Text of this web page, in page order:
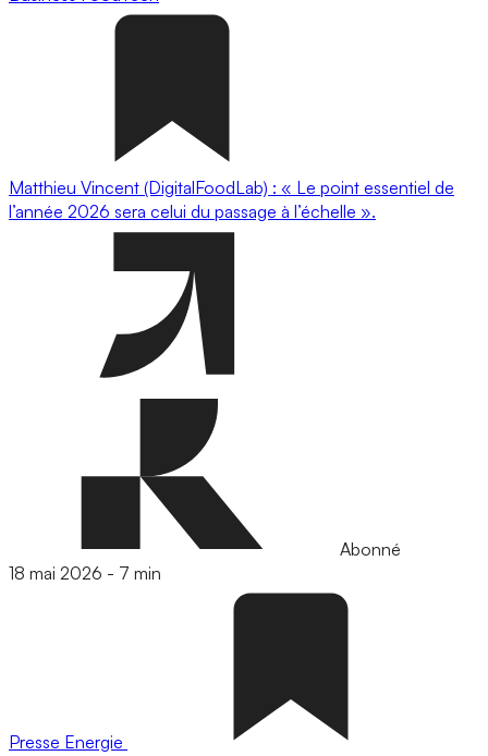
Matthieu Vincent (DigitalFoodLab) : « Le point essentiel de
l’année 2026 sera celui du passage à l’échelle ».
Abonné
18 mai 2026 - 7 min
Presse Energie